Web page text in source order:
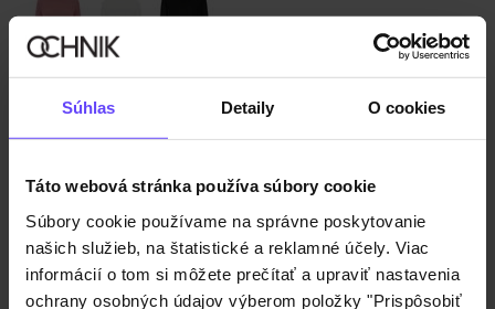
Súhlas Detaily O cookies
Táto webová stránka používa súbory cookie
Súbory cookie používame na správne poskytovanie
našich služieb, na štatistické a reklamné účely. Viac
informácií o tom si môžete prečítať a upraviť nastavenia
ochrany osobných údajov výberom položky "Prispôsobiť
Tabuľka veľkostí
Popis produktu
Detaily